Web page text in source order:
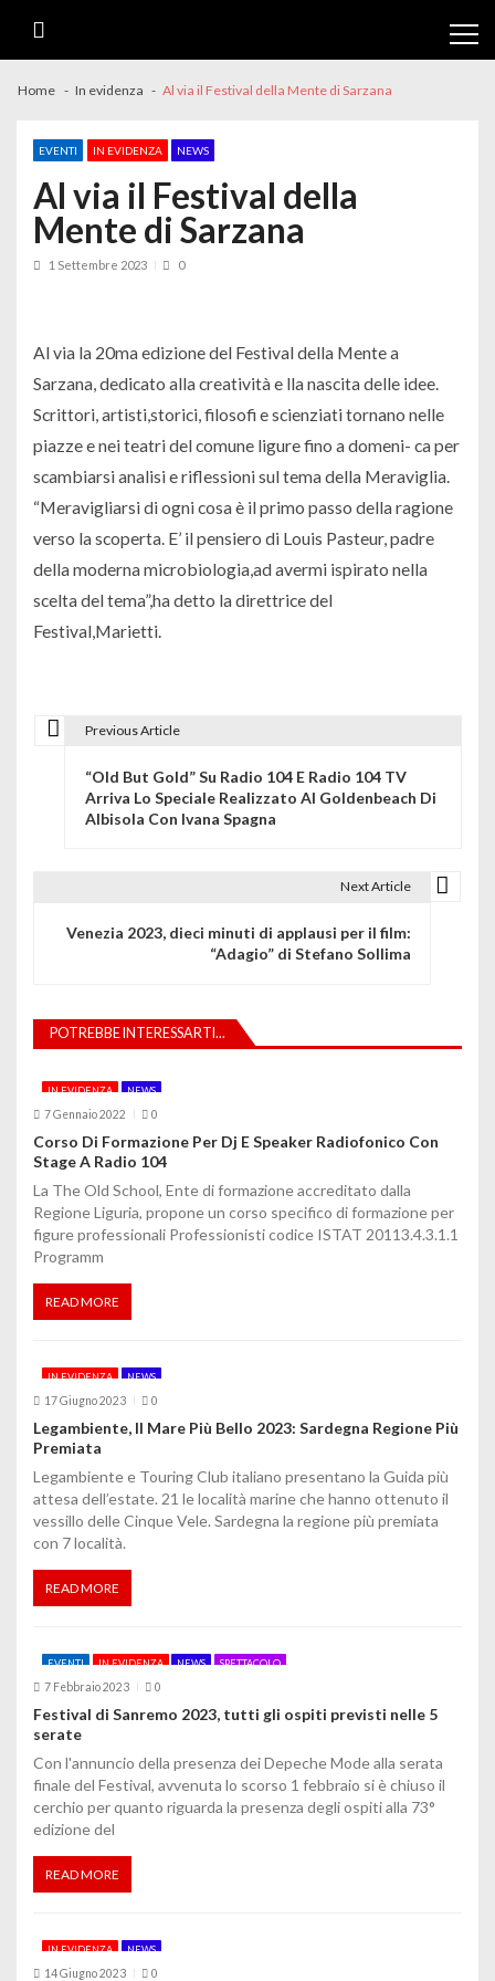
Home In evidenza Al via il Festival della Mente di Sarzana
EVENTI IN EVIDENZA NEWS
Al via il Festival della
Mente di Sarzana
1 Settembre 2023 0
Al via la 20ma edizione del Festival della Mente a
Sarzana, dedicato alla creatività e lla nascita delle idee.
Scrittori, artisti,storici, filosofi e scienziati tornano nelle
piazze e nei teatri del comune ligure fino a domeni- ca per
scambiarsi analisi e riflessioni sul tema della Meraviglia.
“Meravigliarsi di ogni cosa è il primo passo della ragione
verso la scoperta. E’ il pensiero di Louis Pasteur, padre
della moderna microbiologia,ad avermi ispirato nella
scelta del tema”,ha detto la direttrice del
Festival,Marietti.
i
n
e
a
r
t
o
l
i
Previous Article
“Old But Gold” Su Radio 104 E Radio 104 TV
Arriva Lo Speciale Realizzato Al Goldenbeach Di
Albisola Con Ivana Spagna
Next Article
Venezia 2023, dieci minuti di applausi per il film:
“Adagio” di Stefano Sollima
POTREBBE INTERESSARTI...
IN EVIDENZA NEWS
7 Gennaio 2022 0
Corso Di Formazione Per Dj E Speaker Radiofonico Con
Stage A Radio 104
La The Old School, Ente di formazione accreditato dalla
Regione Liguria, propone un corso specifico di formazione per
figure professionali Professionisti codice ISTAT 20113.4.3.1.1
Programm
READ MORE
IN EVIDENZA NEWS
17 Giugno 2023 0
Legambiente, Il Mare Più Bello 2023: Sardegna Regione Più
Premiata
Legambiente e Touring Club italiano presentano la Guida più
attesa dell’estate. 21 le località marine che hanno ottenuto il
vessillo delle Cinque Vele. Sardegna la regione più premiata
con 7 località.
READ MORE
EVENTI IN EVIDENZA NEWS SPETTACOLO
7 Febbraio 2023 0
Festival di Sanremo 2023, tutti gli ospiti previsti nelle 5
serate
Con l'annuncio della presenza dei Depeche Mode alla serata
finale del Festival, avvenuta lo scorso 1 febbraio si è chiuso il
cerchio per quanto riguarda la presenza degli ospiti alla 73°
edizione del
READ MORE
IN EVIDENZA NEWS
14 Giugno 2023 0